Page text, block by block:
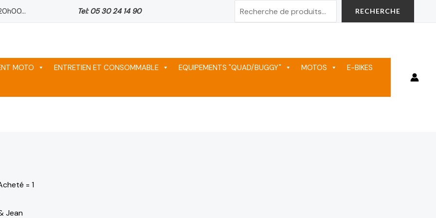
Tel: 05 30 24 14 90 Rechercher RECHERCHE
MOTO ENTRETIEN ET CONSOMMABLE EQUIPEMENTS "QUAD/BUGGY" MOTOS
E-BIKES
= 1
Jean
1,288 د.م.. 1,246 د.م.. 963 د.م..